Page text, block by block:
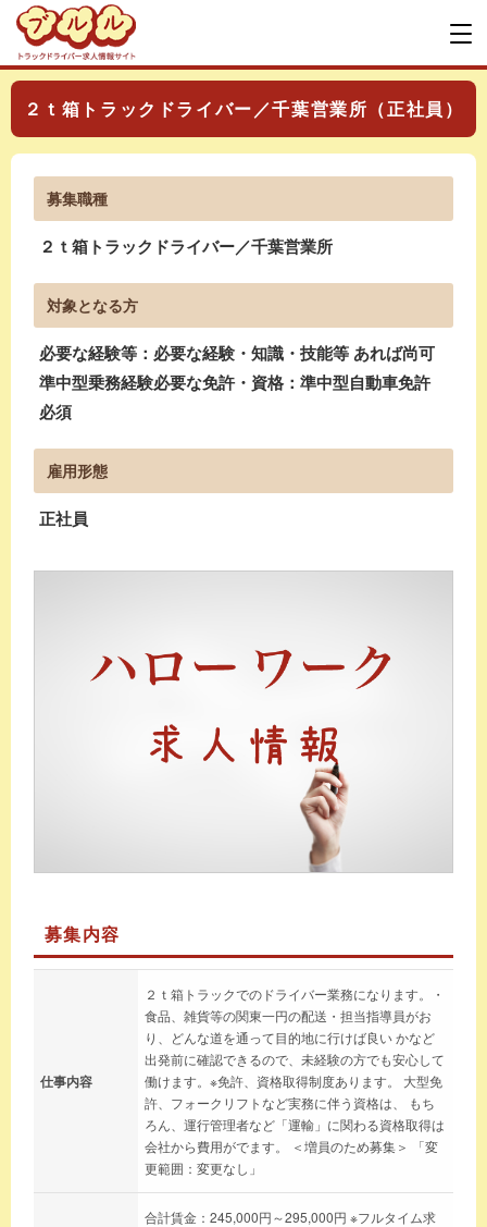
２ｔ箱トラックドライバー／千葉営業所（正社員）
募集職種
２ｔ箱トラックドライバー／千葉営業所
対象となる方
必要な経験等：必要な経験・知識・技能等 あれば尚可
準中型乗務経験必要な免許・資格：準中型自動車免許
必須
雇用形態
正社員
募集内容
仕事内容
２ｔ箱トラックでのドライバー業務になります。・
食品、雑貨等の関東一円の配送・担当指導員がお
り、どんな道を通って目的地に行けば良い かなど
出発前に確認できるので、未経験の方でも安心して
働けます。※免許、資格取得制度あります。 大型免
許、フォークリフトなど実務に伴う資格は、 もち
ろん、運行管理者など「運輸」に関わる資格取得は
会社から費用がでます。 ＜増員のため募集＞ 「変
更範囲：変更なし」
合計賃金：245,000円～295,000円 ※フルタイム求